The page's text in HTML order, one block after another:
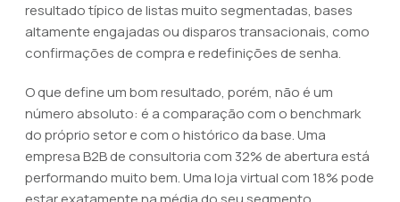
resultado típico de listas muito segmentadas, bases
altamente engajadas ou disparos transacionais, como
confirmações de compra e redefinições de senha.
O que define um bom resultado, porém, não é um
número absoluto: é a comparação com o benchmark
do próprio setor e com o histórico da base. Uma
empresa B2B de consultoria com 32% de abertura está
performando muito bem. Uma loja virtual com 18% pode